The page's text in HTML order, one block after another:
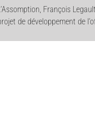
François
de développement de